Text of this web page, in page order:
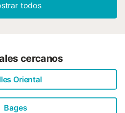
todos
cercanos
Oriental
Bages